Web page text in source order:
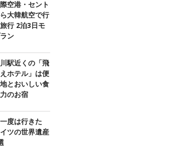
空港・セント
大韓航空で行
行 2泊3日モ
ン
駅近くの「飛
ホテル」は便
とおいしい食
のお宿
度は行きた
ツの世界遺産